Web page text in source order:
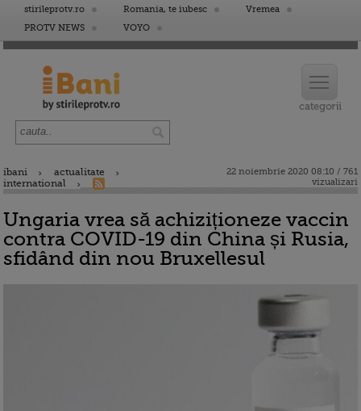
stirileprotv.ro Romania, te iubesc
Vremea
PROTV NEWS
VOYO
ibani
actualitate
international
22 noiembrie 2020 08:10 / 761
vizualizari
Ungaria vrea să achiziționeze vaccin
contra COVID-19 din China și Rusia,
sfidând din nou Bruxellesul